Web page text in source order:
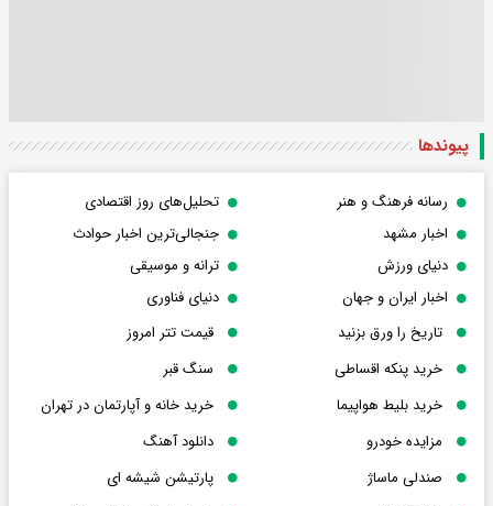
پیوندها
رسانه فرهنگ و هنر
تحلیل‌های روز اقتصادی
اخبار مشهد
جنجالی‌ترین اخبار حوادث
دنیای ورزش
ترانه و موسیقی
اخبار ایران و جهان
دنیای فناوری
تاریخ را ورق بزنید
قیمت تتر امروز
خرید پنکه اقساطی
سنگ قبر
خرید بلیط هواپیما
خرید خانه و آپارتمان در تهران
مزایده خودرو
دانلود آهنگ
صندلی ماساژ
پارتیشن شیشه ای